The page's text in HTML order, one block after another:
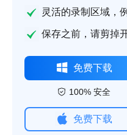
灵活的录制区域，
保存之前，请剪掉
免费下载
100% 安全
免费下载